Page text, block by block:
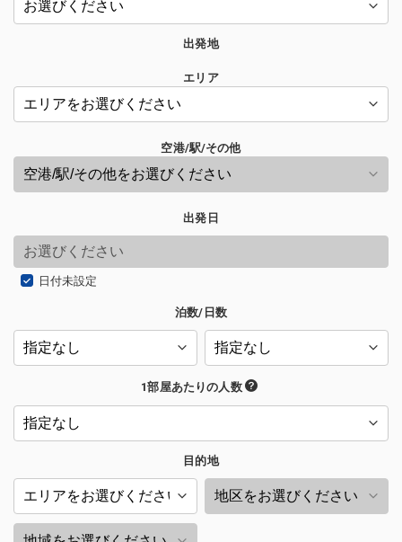
出発地
エリア
空港/駅/その他
出発日
日付未設定
泊数/日数
1部屋あたりの人数
目的地